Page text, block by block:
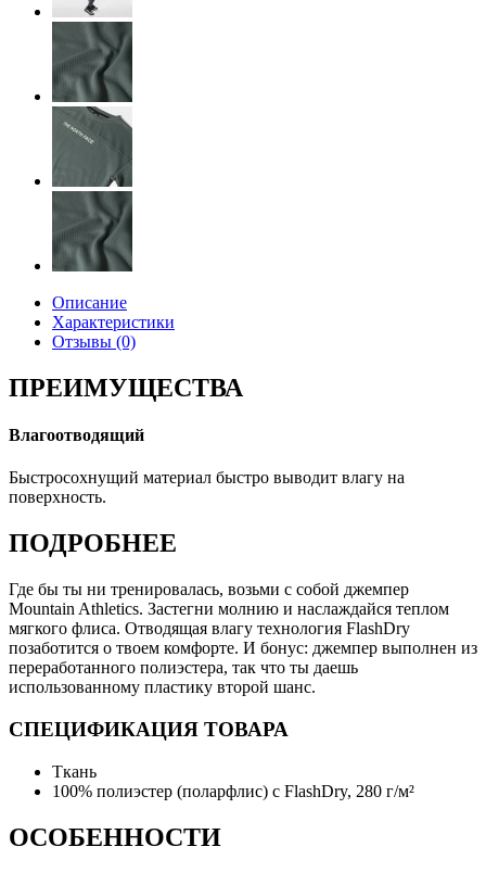
Описание
Характеристики
Отзывы (0)
ПРЕИМУЩЕСТВА
Влагоотводящий
Быстросохнущий материал быстро выводит влагу на
поверхность.
ПОДРОБНЕЕ
Где бы ты ни тренировалась, возьми с собой джемпер
Mountain Athletics. Застегни молнию и наслаждайся теплом
мягкого флиса. Отводящая влагу технология FlashDry
позаботится о твоем комфорте. И бонус: джемпер выполнен из
переработанного полиэстера, так что ты даешь
использованному пластику второй шанс.
СПЕЦИФИКАЦИЯ ТОВАРА
Ткань
100% полиэстер (поларфлис) с FlashDry, 280 г/м²
ОСОБЕННОСТИ